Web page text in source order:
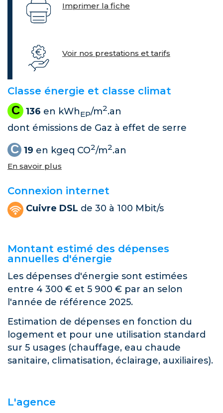
Imprimer la fiche
Voir nos prestations et tarifs
Classe énergie et classe climat
C 136 en kWhEP/m2.an
dont émissions de Gaz à effet de serre
C 19 en kgeq CO2/m2.an
En savoir plus
Connexion internet
Cuivre DSL de 30 à 100 Mbit/s
Montant estimé des dépenses
annuelles d'énergie
Les dépenses d'énergie sont estimées
entre 4 300 € et 5 900 € par an selon
l'année de référence 2025.
Estimation de dépenses en fonction du
logement et pour une utilisation standard
sur 5 usages (chauffage, eau chaude
sanitaire, climatisation, éclairage, auxiliaires).
L'agence